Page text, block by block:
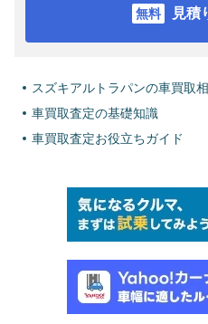
見積
スズキアルトラパンの車買取
車買取査定の基礎知識
車買取査定お役立ちガイド